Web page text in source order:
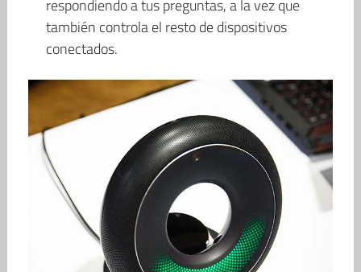
respondiendo a tus preguntas, a la vez que
también controla el resto de dispositivos
conectados.